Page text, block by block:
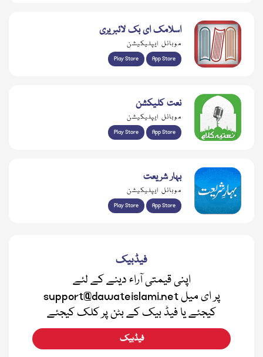
اسلامک ای بک لائبریری
موبائل ایپلیکیشن
Play Store App Store
نعت کلیکشن
موبائل ایپلیکیشن
Play Store App Store
بہار شریعت
موبائل ایپلیکیشن
Play Store App Store
فیڈبیک
اپنی قیمتی آراء دینے کے لئے
support@dawateislami.net پر ای میل
کیجئے یا فیڈ بیک کے بٹن پر کلک کیجئے
فیڈبیک